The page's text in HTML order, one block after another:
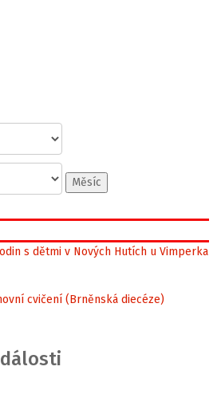
Měsíc
s dětmi v Nových Hutích u Vimperka
cvičení (Brněnská diecéze)